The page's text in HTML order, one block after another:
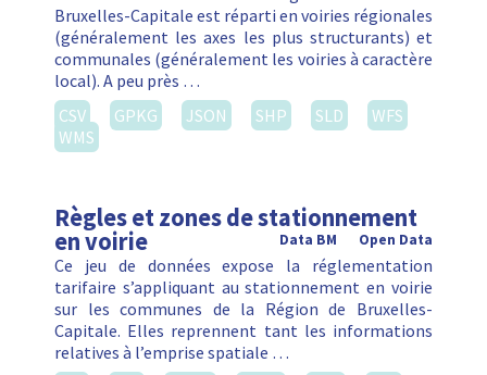
Bruxelles-Capitale est réparti en voiries régionales
(généralement les axes les plus structurants) et
communales (généralement les voiries à caractère
local). A peu près …
CSV
GPKG JSON SHP SLD
WFS
WMS
Règles et zones de stationnement
en voirie Open Data
Data BM
Ce jeu de données expose la réglementation
tarifaire s’appliquant au stationnement en voirie
sur les communes de la Région de Bruxelles-
Capitale. Elles reprennent tant les informations
relatives à l’emprise spatiale …